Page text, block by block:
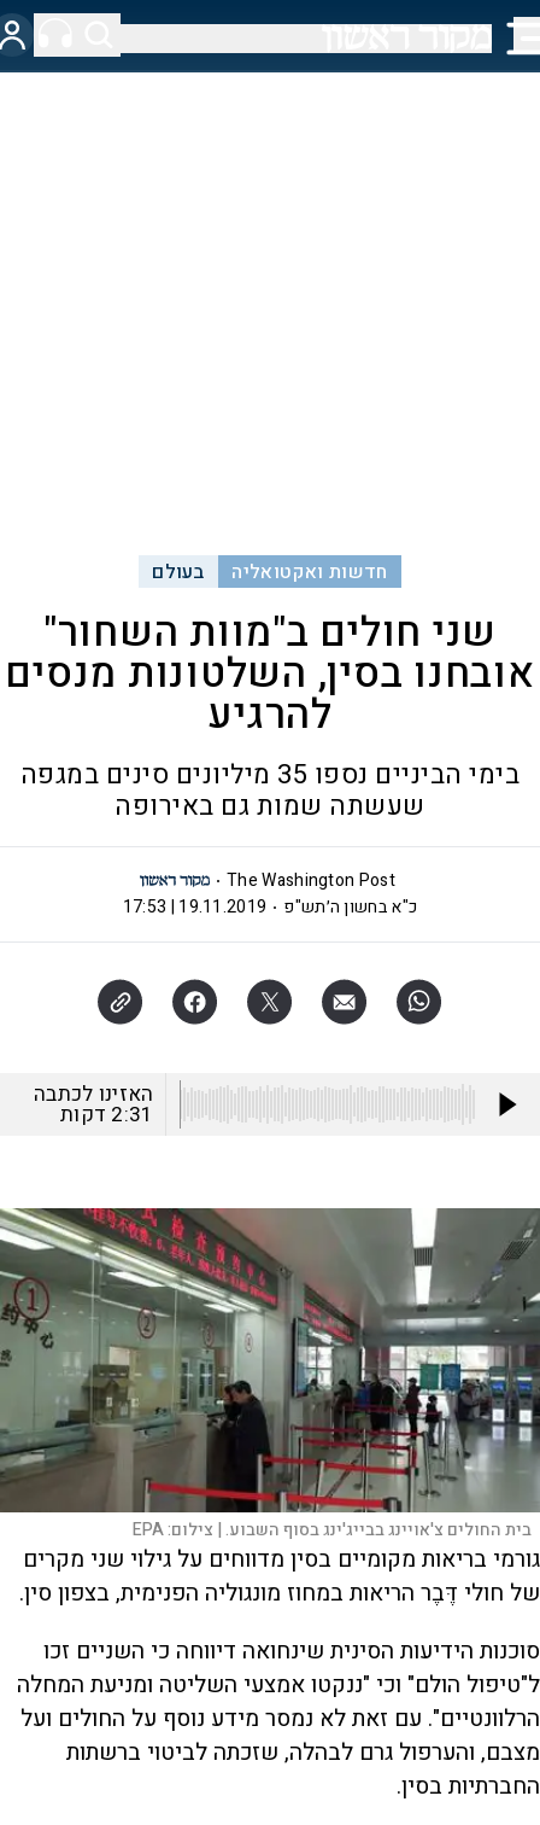
חדשות ואקטואליה בעולם
שני חולים ב"מוות השחור"
אובחנו בסין, השלטונות מנסים
להרגיע
בימי הביניים נספו 35 מיליונים סינים במגפה
שעשתה שמות גם באירופה
The Washington Post
כ"א בחשון ה׳תש"פ
19.11.2019 | 17:53
האזינו לכתבה
2:31 דקות
בית החולים צ'אויינג בבייג'ינג בסוף השבוע. | צילום:EPA
גורמי בריאות מקומיים בסין מדווחים על גילוי שני מקרים
של חולי דֶּבֶר הריאות במחוז מונגוליה הפנימית, בצפון סין.
סוכנות הידיעות הסינית שינחואה דיווחה כי השניים זכו
ל"טיפול הולם" וכי "ננקטו אמצעי השליטה ומניעת המחלה
הרלוונטיים". עם זאת לא נמסר מידע נוסף על החולים ועל
מצבם, והערפול גרם לבהלה, שזכתה לביטוי ברשתות
החברתיות בסין.